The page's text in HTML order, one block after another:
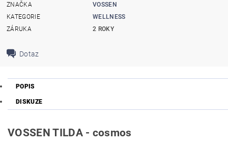
ZNAČKA
VOSSEN
KATEGORIE
WELLNESS
ZÁRUKA
2 ROKY
Dotaz
POPIS
DISKUZE
VOSSEN TILDA - cosmos